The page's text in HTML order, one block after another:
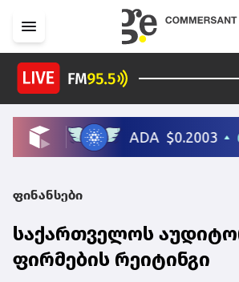
ფინანსები
საქართველოს
ფირმების რეიტინგი